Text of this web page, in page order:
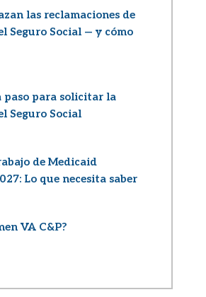
las reclamaciones de
Seguro Social — y cómo
paso para solicitar la
Seguro Social
de Medicaid
Lo que necesita saber
VA C&P?